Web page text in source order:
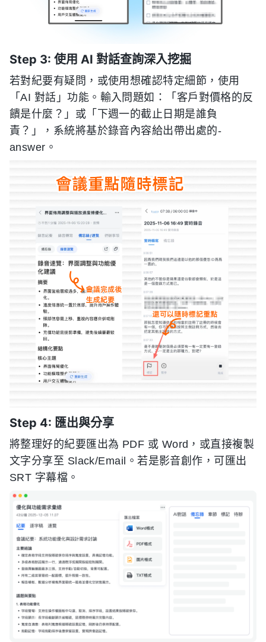
Step 3: 使用 AI 對話查詢深入挖掘
若對紀要有疑問，或使用想確認特定細節，使用
「AI 對話」功能。輸入問題如：「客戶對價格的反
饋是什麼？」或「下週一的截止日期是誰負
責？」，系統將基於錄音內容給出帶出處的-
answer。
Step 4: 匯出與分享
將整理好的紀要匯出為 PDF 或 Word，或直接複製
文字分享至 Slack/Email。若是影音創作，可匯出
SRT 字幕檔。